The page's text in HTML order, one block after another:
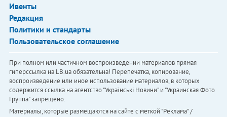
Ивенты
Редакция
Политики и стандарты
Пользовательское соглашение
При полном или частичном воспроизведении материалов прямая
гиперссылка на LB.ua обязательна! Перепечатка, копирование,
воспроизведение или иное использование материалов, в которых
содержится ссылка на агентство "Українськi Новини" и "Украинская Фото
Группа" запрещено.
Материалы, которые размещаются на сайте с меткой "Реклама" /